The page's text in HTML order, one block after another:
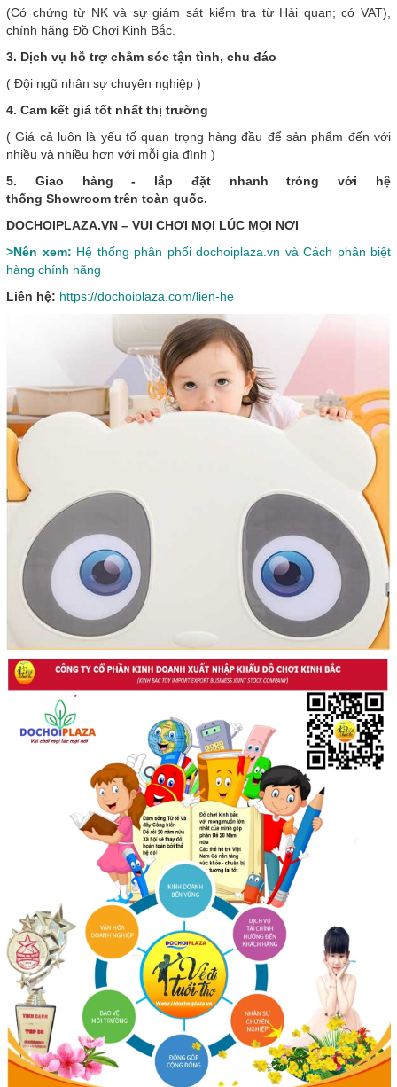
(Có chứng từ NK và sự giám sát kiểm tra từ Hải quan; có VAT),
chính hãng Đồ Chơi Kinh Bắc.
3. Dịch vụ hỗ trợ chắm sóc tận tình, chu đáo
( Đội ngũ nhân sự chuyên nghiệp )
4. Cam kết giá tốt nhất thị trường
( Giá cả luôn là yếu tố quan trọng hàng đầu để sản phẩm đến với
nhiều và nhiều hơn với mỗi gia đình )
5. Giao hàng - lắp đặt nhanh tróng với hệ
thống Showroom trên toàn quốc.
DOCHOIPLAZA.VN – VUI CHƠI MỌI LÚC MỌI NƠI
>Nên xem: Hệ thống phân phối dochoiplaza.vn và Cách phân biệt
hàng chính hãng
Liên hệ: https://dochoiplaza.com/lien-he